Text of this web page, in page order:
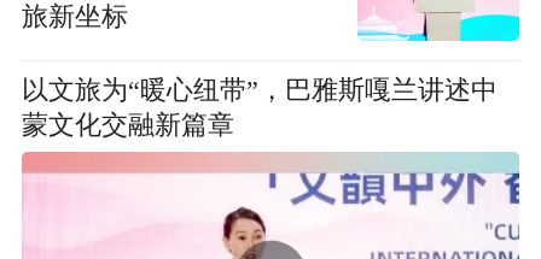
旅新坐标
以文旅为“暖心纽带”，巴雅斯嘎兰讲述中
蒙文化交融新篇章